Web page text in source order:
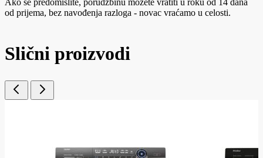
od prijema, bez navođenja razloga - novac vraćamo u celosti.
Slični proizvodi